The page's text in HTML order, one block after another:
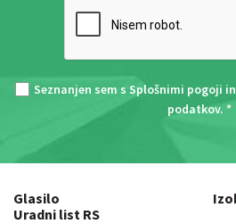
Seznanjen sem s Splošnimi pogoji
podatkov. *
Glasilo
Uradni list RS